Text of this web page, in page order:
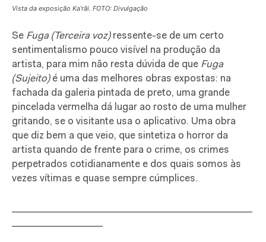
Vista da exposição Ka’rãi. FOTO: Divulgação
Se Fuga (Terceira voz)ressente-se de um certo
sentimentalismo pouco visível na produção da
artista, para mim não resta dúvida de que Fuga
(Sujeito)é uma das melhores obras expostas: na
fachada da galeria pintada de preto, uma grande
pincelada vermelha dá lugar ao rosto de uma mulher
gritando, se o visitante usa o aplicativo. Uma obra
que diz bem a que veio, que sintetiza o horror da
artista quando de frente para o crime, os crimes
perpetrados cotidianamente e dos quais somos às
vezes vítimas e quase sempre cúmplices.